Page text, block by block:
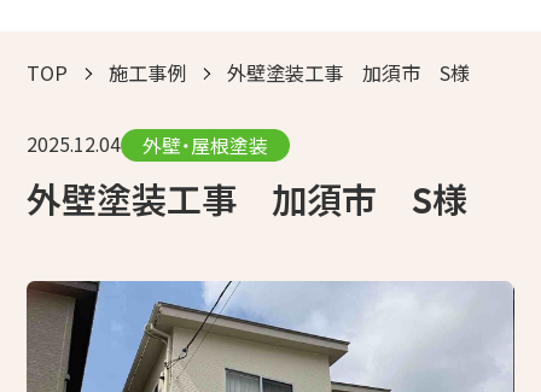
サービスのご案内
施工事例
コープ de リフォーム（店舗型相談窓口）
組合概要・組合員募集のお知らせ
TOP 施工事例 外壁塗装工事 加須市 S様
2025.12.04 外壁・屋根塗装
外壁塗装工事 加須市 S様